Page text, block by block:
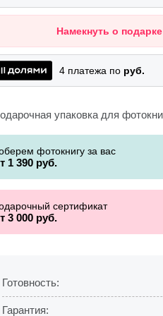
Намекнуть о подарке
4 платежа по руб.
фотокнигу за вас
1 390 руб.
сертификат
3 000 руб.
Готовность:
Гарантия: